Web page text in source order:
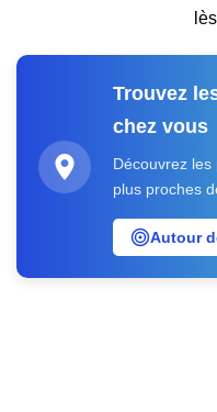
Trouvez
chez vous
Découvrez
plus proches
Autour